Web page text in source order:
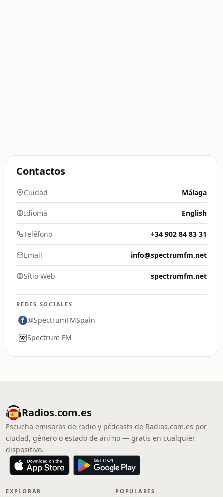
Contactos
Ciudad Málaga
Idioma English
Teléfono +34 902 84 83 31
Email info@spectrumfm.net
Sitio Web spectrumfm.net
REDES SOCIALES
@SpectrumFMSpain
Spectrum FM
Radios.com.es
Escucha emisoras de radio y pódcasts de Radios.com.es por
ciudad, género o estado de ánimo — gratis en cualquier
dispositivo.
EXPLORAR POPULARES